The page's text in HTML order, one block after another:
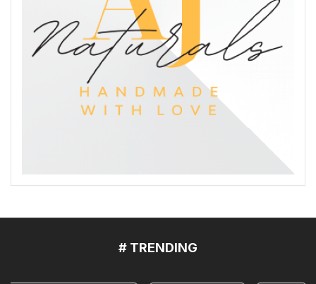
# TRENDING